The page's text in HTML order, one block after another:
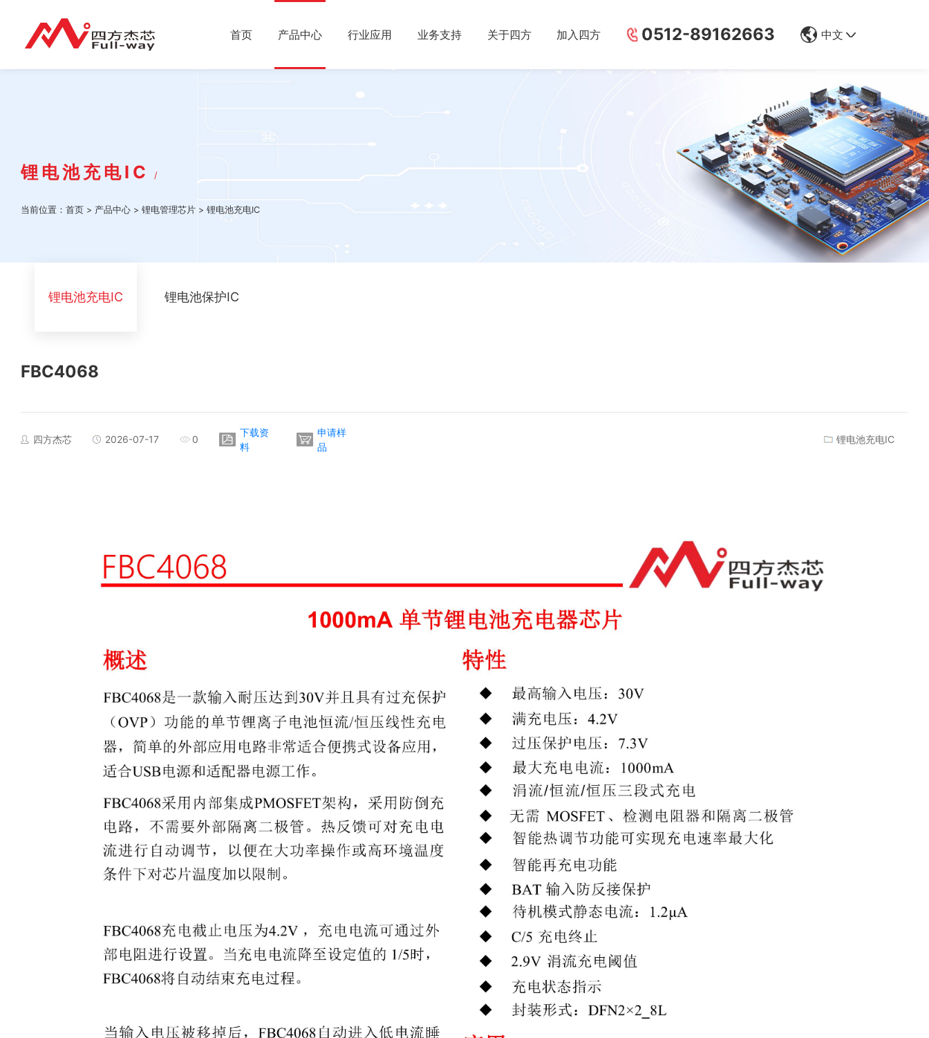
首页 产品中心 行业应用 业务支持 关于四方 加入四方 0512-89162663 中文
锂电池充电IC /
当前位置： 首页 > 产品中心 > 锂电管理芯片 > 锂电池充电IC
锂电池充电IC 锂电池保护IC
FBC4068
四方杰芯 2026-07-17 0
下载资
料
申请样
品
锂电池充电IC